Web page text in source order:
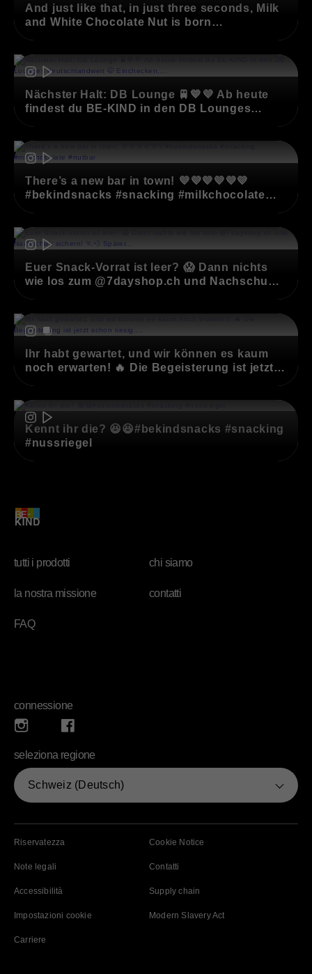
And just like that, in just three seconds, Milk
and White Chocolate Nut is born
(opens in new window)
Nächster Halt: DB Lounge 🚆💙💜 Ab heute
findest du BE-KIND in den DB Lounges
macht reisen Spaß! Ihr habt die Möglichkeit
zu entscheiden, ob der große Klassiker Dark
Chocolate Nut &amp; Sea Salt oder lieber
unser neuer Milk &amp; White Chocolate Nut
(opens in new window)
There’s a new bar in town! 💜💜💜💜💜💜
#bekindsnacks #snacking #milkchocolate
(opens in new window)
Euer Snack-Vorrat ist leer? 😱 Dann nichts
wie los zum @7dayshop.ch und Nachschub
#7dayshops #nutbar
(opens in new window)
Ihr habt gewartet, und wir können es kaum
noch erwarten! 🔥 Die Begeisterung ist jetzt
euch zu 💜🤭#bekindsnacks #snacking
#comingsoon #nutbar
(opens in new window)
Kennt ihr die? 😆😆#bekindsnacks #snacking
#nussriegel
see more
tutti i prodotti chi siamo
la nostra missione contatti
FAQ
connessione
Instagram (opens in new window)
Riservatezza (opens in new window)Cookie Notice
Note legali Contatti
Accessibilità (opens in new window)Supply chain
Impostazioni cookie Modern Slavery Act(opens in new
Carriere
seleziona regione
Schweiz (Deutsch)